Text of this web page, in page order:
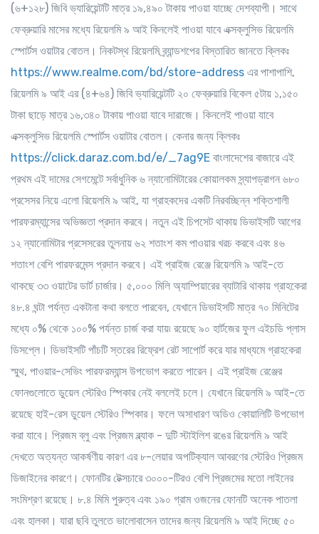
(৬+১২৮) জিবি ভ্যারিয়েন্টটি মাত্র ১৯,৪৯০ টাকায় পাওয়া যাচ্ছে দেশব্যাপী। সাথে
ফেব্রুয়ারি মাসের মধ্যে রিয়েলমি ৯ আই কিনলেই পাওয়া যাবে এক্সক্লুসিভ রিয়েলমি
স্পোর্টস ওয়াটার বোতল। নিকটস্থ রিয়েলমি ব্র্যান্ডশপের বিস্তারিত জানতে ক্লিকঃ
https://www.realme.com/bd/store-address এর পাশাপাশি,
রিয়েলমি ৯ আই এর (৪+৬৪) জিবি ভ্যারিয়েন্টটি ২০ ফেব্রুয়ারি বিকেল ৫টায় ১,১৫০
টাকা ছাড়ে মাত্র ১৬,৩৪০ টাকায় পাওয়া যাবে দারাজে। কিনলেই পাওয়া যাবে
এক্সক্লুসিভ রিয়েলমি স্পোর্টস ওয়াটার বোতল। কেনার জন্য ক্লিকঃ
https://click.daraz.com.bd/e/_7ag9E বাংলাদেশের বাজারে এই
প্রথম এই দামের সেগমেন্টে সর্বাধুনিক ৬ ন্যানোমিটারের কোয়ালকম স্ন্যাপড্রাগন ৬৮০
প্রসেসর নিয়ে এলো রিয়েলমি ৯ আই, যা গ্রাহকদের একটি নিরবচ্ছিন্ন শক্তিশালী
পারফরম্যান্সের অভিজ্ঞতা প্রদান করবে। নতুন এই চিপসেট থাকায় ডিভাইসটি আগের
১২ ন্যানোমিটার প্রসেসরের তুলনায় ৬২ শতাংশ কম পাওয়ার খরচ করবে এবং ৪৬
শতাংশ বেশি পারফরমেন্স প্রদান করবে। এই প্রাইজ রেঞ্জে রিয়েলমি ৯ আই-তে
থাকছে ৩৩ ওয়াটের ডার্ট চার্জার। ৫,০০০ মিলি অ্যাম্পিয়ারের ব্যাটারি থাকায় গ্রাহকেরা
৪৮.৪ ঘন্টা পর্যন্ত একটানা কথা বলতে পারবেন, যেখানে ডিভাইসটি মাত্র ৭০ মিনিটের
মধ্যে ০% থেকে ১০০% পর্যন্ত চার্জ করা যায়৷ রয়েছে ৯০ হার্টজের ফুল এইচডি প্লাস
ডিসপ্লে। ডিভাইসটি পাঁচটি স্তরের রিফ্রেশ রেট সাপোর্ট করে যার মাধ্যমে গ্রাহকেরা
স্মুথ, পাওয়ার-সেভিং পারফরম্যান্স উপভোগ করতে পারেন। এই প্রাইজ রেঞ্জের
ফোনগুলোতে ডুয়েল স্টেরিও স্পিকার নেই বললেই চলে। যেখানে রিয়েলমি ৯ আই-তে
রয়েছে হাই-রেস ডুয়েল স্টেরিও স্পিকার। ফলে অসাধারণ অডিও কোয়ালিটি উপভোগ
করা যাবে। প্রিজম ব্লু এবং প্রিজম ব্ল্যাক - দুটি স্টাইলিশ রঙের রিয়েলমি ৯ আই
দেখতে অত্যন্ত আকর্ষণীয় কারণ এর ৮-লেয়ার অপটিক্যাল আবরণের স্টেরিও প্রিজম
ডিজাইনের কারণে। ফোনটির টেক্সচারে ৩০০০-টিরও বেশি প্রিজমের মতো লাইনের
সংমিশ্রণ রয়েছে। ৮.৪ মিমি পুরুত্ব এবং ১৯০ গ্রাম ওজনের ফোনটি অনেক পাতলা
এবং হালকা। যারা ছবি তুলতে ভালোবাসেন তাদের জন্য রিয়েলমি ৯ আই দিচ্ছে ৫০